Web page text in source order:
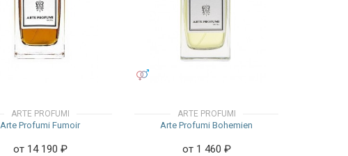
ARTE PROFUMI
Arte Profumi Fumoir
от 14 190 ₽
ARTE PROFUMI
Arte Profumi Bohemien
от 1 460 ₽